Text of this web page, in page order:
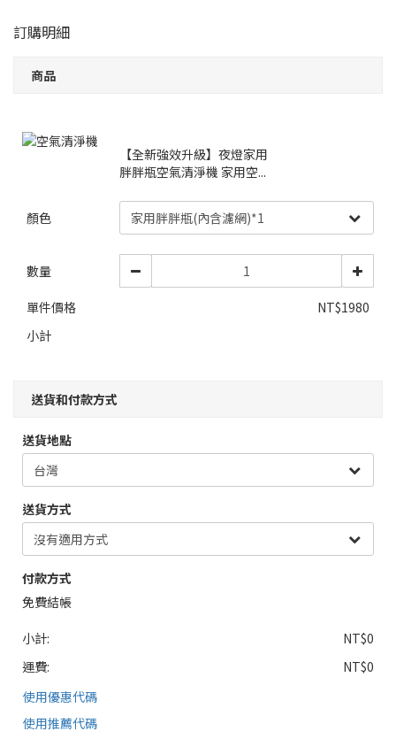
訂購明細
商品
【全新強效升級】夜燈家用
胖胖瓶空氣清淨機 家用空...
顏色
數量
單件價格
NT$1980
小計
送貨和付款方式
送貨地點
送貨方式
付款方式
免費結帳
小計:
NT$0
運費:
NT$0
使用優惠代碼
使用推薦代碼